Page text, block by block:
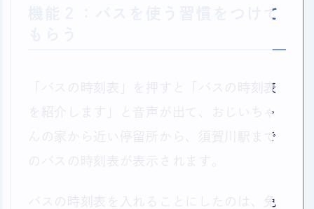
機能２：バスを使う習慣をつけて
「バスの時刻表」を押すと「バスの時刻表
を紹介します」と音声が出て、おじいちゃ
んの家から近い停留所から、須賀川駅まで
バスの時刻表を入れることにしたのは、免